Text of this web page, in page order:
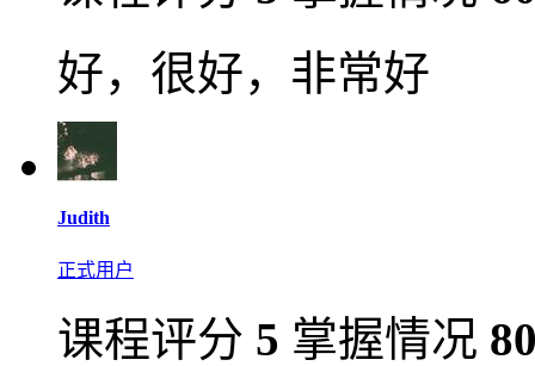
好，很好，非常好
Judith
正式用户
课程评分 5 掌握情况